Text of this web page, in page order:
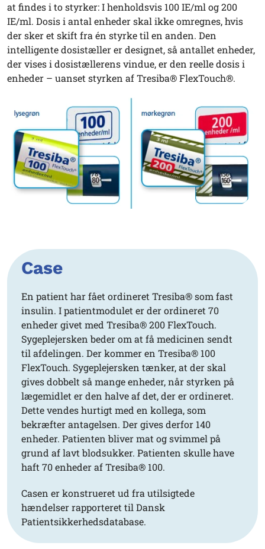
at findes i to styrker: I henholdsvis 100 IE/ml og 200
IE/ml. Dosis i antal enheder skal ikke omregnes, hvis
der sker et skift fra én styrke til en anden. Den
intelligente dosistæller er designet, så antallet enheder,
der vises i dosistællerens vindue, er den reelle dosis i
enheder – uanset styrken af Tresiba® FlexTouch®.
Case
En patient har fået ordineret Tresiba® som fast
insulin. I patientmodulet er der ordineret 70
enheder givet med Tresiba® 200 FlexTouch.
Sygeplejersken beder om at få medicinen sendt
til afdelingen. Der kommer en Tresiba® 100
FlexTouch. Sygeplejersken tænker, at der skal
gives dobbelt så mange enheder, når styrken på
lægemidlet er den halve af det, der er ordineret.
Dette vendes hurtigt med en kollega, som
bekræfter antagelsen. Der gives derfor 140
enheder. Patienten bliver mat og svimmel på
grund af lavt blodsukker. Patienten skulle have
haft 70 enheder af Tresiba® 100.
Casen er konstrueret ud fra utilsigtede
hændelser rapporteret til Dansk
Patientsikkerhedsdatabase.